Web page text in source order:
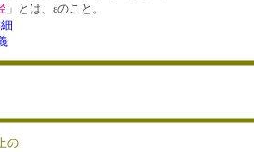
」とは、εのこと。
の